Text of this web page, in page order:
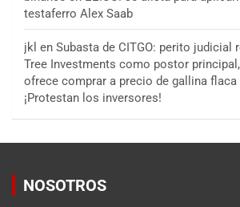
testaferro Alex Saab
jkl en Subasta de CITGO: perito judicial
Tree Investments como postor
ofrece comprar a precio de gallina flaca
¡Protestan los inversores!
NOSOTROS